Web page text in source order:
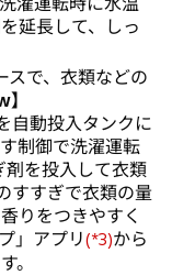
延長して、しっ
スで、衣類などの
】
自動投入タンクに
制御で洗濯運転
剤を投入して衣類
すすぎで衣類の量
りをつきやすく
」アプリ(*3)から
。